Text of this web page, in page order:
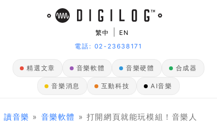
繁中
EN
電話: 02-23638171
精選文章 音樂軟體 音樂硬體 合成器
音樂消息 互動科技 AI音樂
讀音樂 » 音樂軟體 » 打開網頁就能玩模組！音樂人